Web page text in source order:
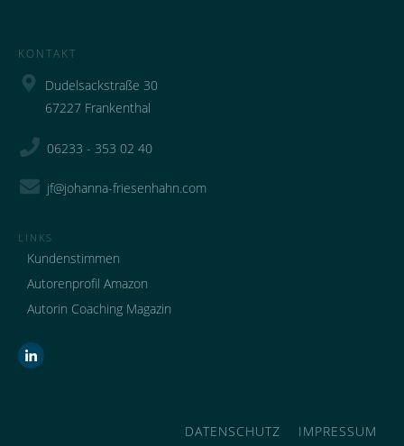
KONTAKT
Dudelsackstraße 30
67227 Frankenthal
06233 - 353 02 40
jf@johanna-friesenhahn.com
LINKS
Kundenstimmen
Autorenprofil Amazon
Autorin Coaching Magazin
DATENSCHUTZ IMPRESSUM